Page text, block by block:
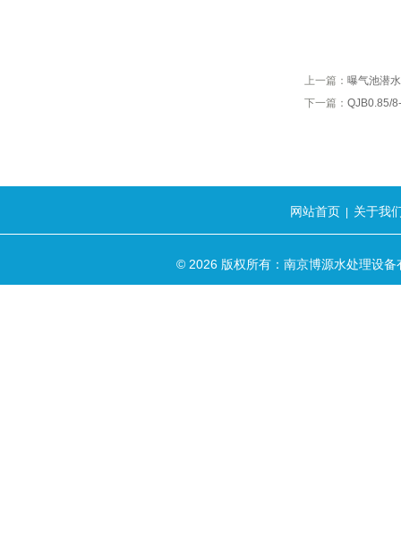
上一篇： 曝气池潜
下一篇： QJB0.85/
网站首页 关于我
© 2026 版权所有：南京博源水处理设